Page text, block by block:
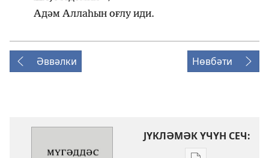
Адәм Аллаһын оғлу иди.
Әввәлки Нөвбәти
ЈҮКЛӘМӘК ҮЧҮН СЕЧ: